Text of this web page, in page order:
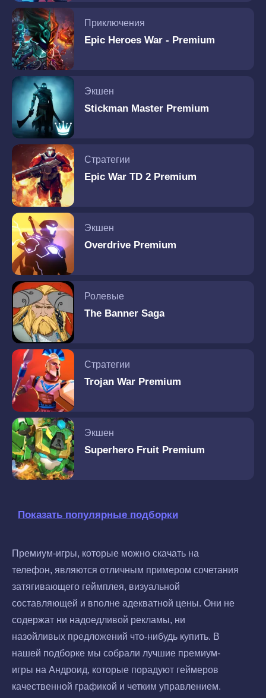
Приключения
Epic Heroes War - Premium
Экшен
Stickman Master Premium
Стратегии
Epic War TD 2 Premium
Экшен
Overdrive Premium
Ролевые
The Banner Saga
Стратегии
Trojan War Premium
Экшен
Superhero Fruit Premium
Показать популярные подборки
Премиум-игры, которые можно скачать на
телефон, являются отличным примером сочетания
затягивающего геймплея, визуальной
составляющей и вполне адекватной цены. Они не
содержат ни надоедливой рекламы, ни
назойливых предложений что-нибудь купить. В
нашей подборке мы собрали лучшие премиум-
игры на Андроид, которые порадуют геймеров
качественной графикой и четким управлением.